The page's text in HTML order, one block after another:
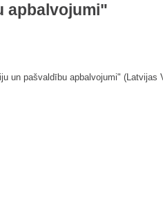
apbalvojumi"
pašvaldību apbalvojumi"